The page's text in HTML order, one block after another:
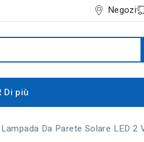
Negozi
Di più
Lampada Da Parete Solare LED 2